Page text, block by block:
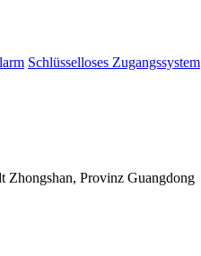
Schlüsselloses Zugangssystem
Zhongshan, Provinz Guangdong